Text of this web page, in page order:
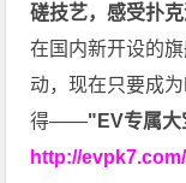
磋技艺，感受扑克
在国内新开设的
动，现在只要成
得——"EV专属
http://